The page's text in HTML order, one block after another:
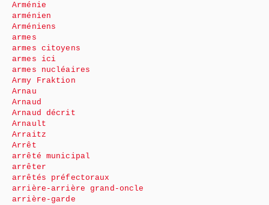
Arménie
arménien
Arméniens
armes
armes citoyens
armes ici
armes nucléaires
Army Fraktion
Arnau
Arnaud
Arnaud décrit
Arnault
Arraitz
Arrêt
arrêté municipal
arrêter
arrêtés préfectoraux
arrière-arrière grand-oncle
arrière-garde